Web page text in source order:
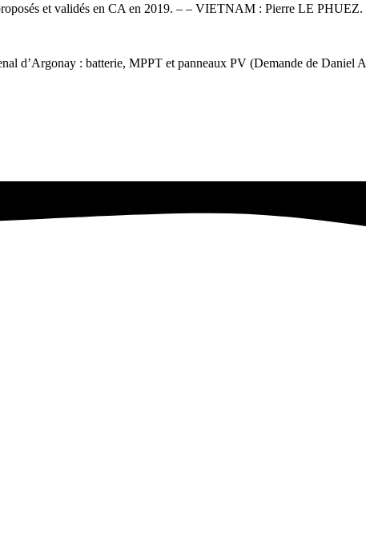
et validés en CA en 2019. – – VIETNAM : Pierre LE
d’Argonay : batterie, MPPT et panneaux PV (Demande de Daniel